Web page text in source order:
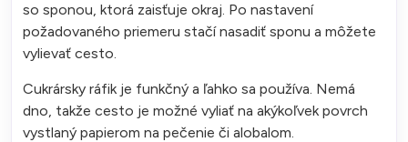
so sponou, ktorá zaisťuje okraj. Po nastavení
požadovaného priemeru stačí nasadiť sponu a môžete
vylievať cesto.
Cukrársky ráfik je funkčný a ľahko sa používa. Nemá
dno, takže cesto je možné vyliať na akýkoľvek povrch
vystlaný papierom na pečenie či alobalom.